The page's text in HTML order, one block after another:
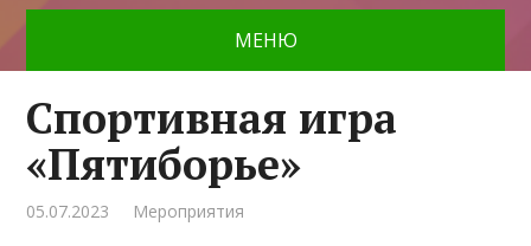
МЕНЮ
Спортивная игра
«Пятиборье»
05.07.2023 Мероприятия